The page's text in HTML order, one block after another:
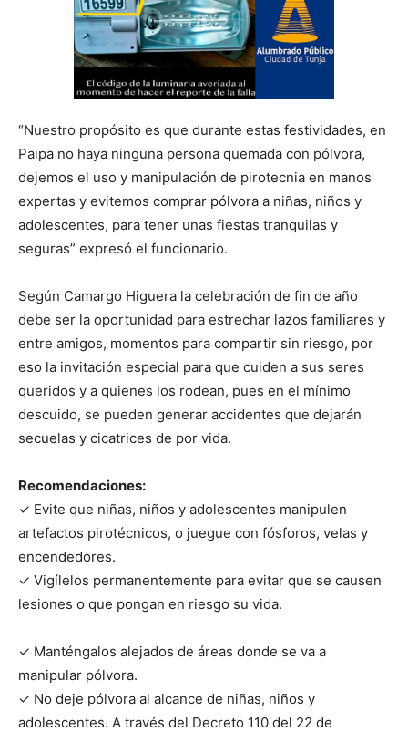
“Nuestro propósito es que durante estas festividades, en
Paipa no haya ninguna persona quemada con pólvora,
dejemos el uso y manipulación de pirotecnia en manos
expertas y evitemos comprar pólvora a niñas, niños y
adolescentes, para tener unas fiestas tranquilas y
seguras” expresó el funcionario.
Según Camargo Higuera la celebración de fin de año
debe ser la oportunidad para estrechar lazos familiares y
entre amigos, momentos para compartir sin riesgo, por
eso la invitación especial para que cuiden a sus seres
queridos y a quienes los rodean, pues en el mínimo
descuido, se pueden generar accidentes que dejarán
secuelas y cicatrices de por vida.
Recomendaciones:
✓ Evite que niñas, niños y adolescentes manipulen
artefactos pirotécnicos, o juegue con fósforos, velas y
encendedores.
✓ Vigílelos permanentemente para evitar que se causen
lesiones o que pongan en riesgo su vida.
✓ Manténgalos alejados de áreas donde se va a
manipular pólvora.
✓ No deje pólvora al alcance de niñas, niños y
adolescentes. A través del Decreto 110 del 22 de